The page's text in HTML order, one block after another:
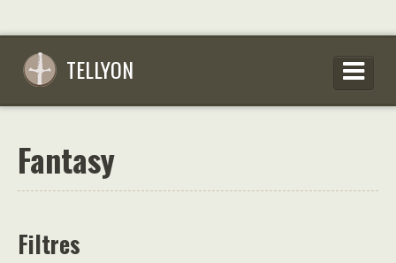
TELLYON
SE CONNECTER
S’INSCRIRE
CONSEILS D’ÉCRITURES
Fantasy
Filtres